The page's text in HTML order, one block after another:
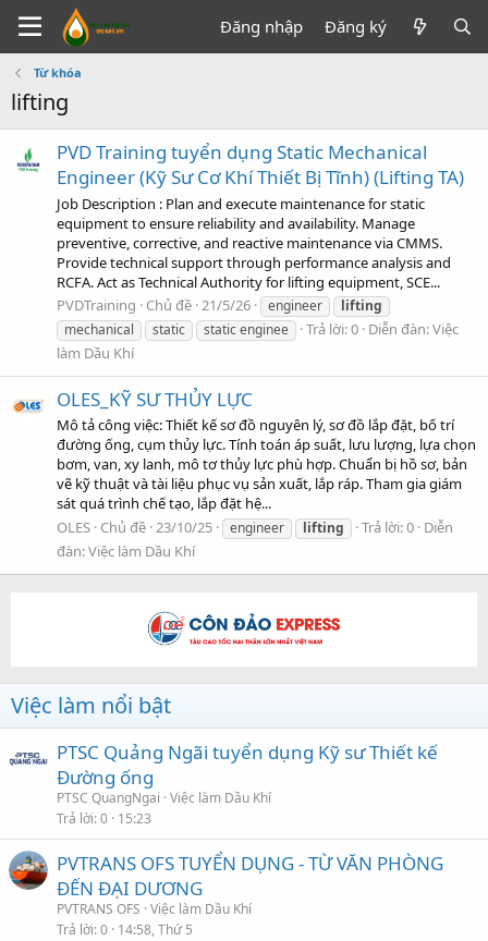
Đăng nhập Đăng ký
Từ khóa
lifting
PVD Training tuyển dụng Static Mechanical
Engineer (Kỹ Sư Cơ Khí Thiết Bị Tĩnh) (Lifting TA)
Job Description : Plan and execute maintenance for static
equipment to ensure reliability and availability. Manage
preventive, corrective, and reactive maintenance via CMMS.
Provide technical support through performance analysis and
RCFA. Act as Technical Authority for lifting equipment, SCE...
PVDTraining
Chủ đề 21/5/26 engineer
lifting
mechanical
static static enginee Trả lời: 0 Diễn đàn:Việc
làm Dầu Khí
OLES_KỸ SƯ THỦY LỰC
Mô tả công việc: Thiết kế sơ đồ nguyên lý, sơ đồ lắp đặt, bố trí
đường ống, cụm thủy lực. Tính toán áp suất, lưu lượng, lựa chọn
bơm, van, xy lanh, mô tơ thủy lực phù hợp. Chuẩn bị hồ sơ, bản
vẽ kỹ thuật và tài liệu phục vụ sản xuất, lắp ráp. Tham gia giám
sát quá trình chế tạo, lắp đặt hệ...
OLES Chủ đề 23/10/25 engineer lifting Trả lời: 0 Diễn
đàn:Việc làm Dầu Khí
Việc làm nổi bật
PTSC Quảng Ngãi tuyển dụng Kỹ sư Thiết kế
Đường ống
PTSC QuangNgai Việc làm Dầu Khí
Trả lời 0 15:23
PVTRANS OFS TUYỂN DỤNG - TỪ VĂN PHÒNG
ĐẾN ĐẠI DƯƠNG
PVTRANS OFS Việc làm Dầu Khí
Trả lời 0 14:58, Thứ 5